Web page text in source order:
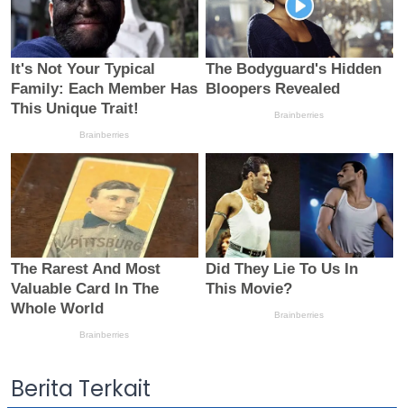
Berita Terkait